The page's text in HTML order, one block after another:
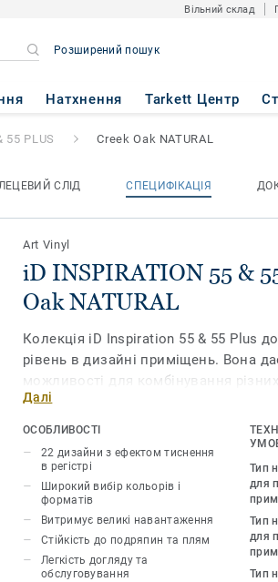
Вільний склад
Розширений пошук
Натхнення Tarkett Центр
- Creek Oak
55 PLUS Creek Oak NATURAL
СЛІД СПЕЦИФІКАЦІЯ
Art Vinyl
iD INSPIRATION 55 &
Oak NATURAL
Колекція iD Inspiration 55 & 55 Plus
рівень в дизайні приміщень. Вона
можливості для комбінування
фактур в одному просторі. Поєднайте
каміння та металу, грайте з різними
необхідними аксесуарами –
Inspiration 55 & 55 Plus розсуває
і дозволяє створити інтер’єр вашої
22 декори, які мають тиснення в
відтворює рельєф і зовнішній
матеріалів.
Далі
ОСОБЛИВОСТІ
22 дизайни з ефектом тиснення
в регістрі
Широкий вибір кольорів і
форматів
Витримує великі навантаження
Стійкість до подряпин та плям
Легкість догляду та
обслуговування
Тип
для
Тип
для
Тип